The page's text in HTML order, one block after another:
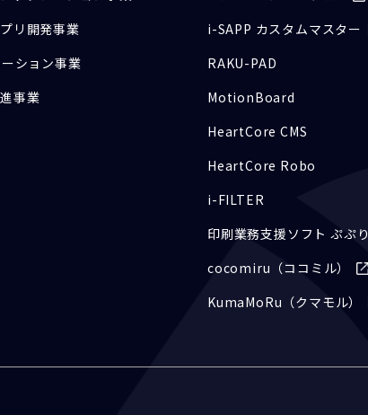
リ開発事業
ション事業
事業
i-SAPP カスタムマスター
RAKU-PAD
MotionBoard
HeartCore CMS
HeartCore Robo
i-FILTER
印刷業務支援ソフト ぷぷり
cocomiru（ココミル）
KumaMoRu（クマモル）